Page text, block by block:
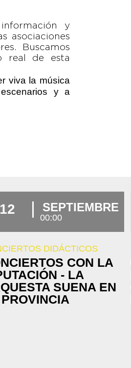
y
asociaciones
Buscamos
real de esta
viva la música
y a
12 SEPTIEMBRE
00:00
DIDÁCTICOS
CON LA
- LA
SUENA EN